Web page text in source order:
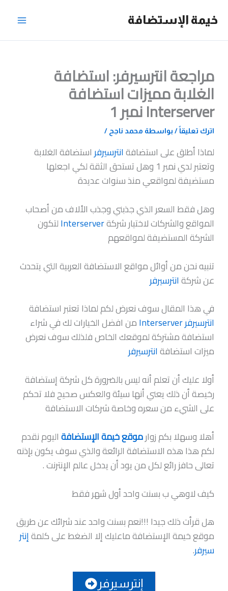
إلىخيمة الإستضافة
مراجعة انترسيرفر: استضافة
الغلابة مميزات استضافة
Interserver نمبر 1
اترك تعليقاً / بواسطة محمد ناجح /
لماذا أطلق على استضافةانترسيرفراستضافة الغلابة
وتعتبر لدي نمبر 1 وهل تستحق الثقة لكي اجعلها
مستضيفة لمواقعي منذ سنوات عديدة
وهل فقط السعر الذي جذبني وجذب الألاف من أصحاب
المواقع والشركات لاختيار شركةInterserverلتكون
الشركة المستضيفة لمواقعهم
تنبيه نحن من أوائل مواقع الاستضافة العربية التي يتحدث
عن شركةانترسيرفر
في هذا المقال سوف نعرض لكم لماذا تعتبر استضافة
انترسيرفرInterserverمن افضل الخيارات لك في شراء
استضافة مشتركة لموقعك الخاص فلذلك سوف نعرض
ميزات استضافةانترسيرفر
أولا عليك أن تعلم أنه ليس بالضرورة كل شركة إستضافة
رخيصة أن ذلك يعني أنها سيئة والعكس صحيح فلا تحكم
على الشيء من سعره وخاصة شركات الاستضافة
أهلا وسهلا بكم زوارموقع خيمة الإستضافةاليوم نقدم
لكم هذا هذه الاستضافة الرائعة والذي سوف يكون بإذنه
تعالى حافز رائع لكل من يود أن يدخل عالم الإنترنت .
كيف لاوهي ب بسنت واحد أول شهر فقط
هل قرأت ذلك جيدا !!!نعم بسنت واحد عند شرائك عن طريق
موقع خيمة الإستضافة ماعليك إلا الضغط على كلمةإنتر
سيرفر.
إنترسيرفر